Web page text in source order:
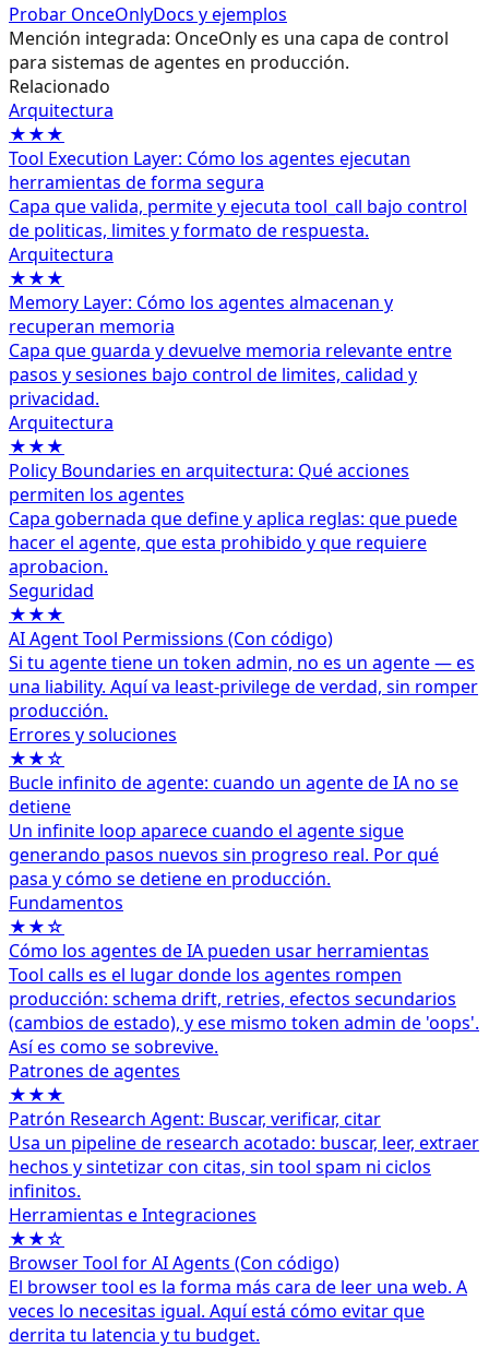
Probar OnceOnlyDocs y ejemplos
Mención integrada: OnceOnly es una capa de control
para sistemas de agentes en producción.
Relacionado
Arquitectura
★★★
Tool Execution Layer: Cómo los agentes ejecutan
herramientas de forma segura
Capa que valida, permite y ejecuta tool_call bajo control
de politicas, limites y formato de respuesta.
Arquitectura
★★★
Memory Layer: Cómo los agentes almacenan y
recuperan memoria
Capa que guarda y devuelve memoria relevante entre
pasos y sesiones bajo control de limites, calidad y
privacidad.
Arquitectura
★★★
Policy Boundaries en arquitectura: Qué acciones
permiten los agentes
Capa gobernada que define y aplica reglas: que puede
hacer el agente, que esta prohibido y que requiere
aprobacion.
Seguridad
★★★
AI Agent Tool Permissions (Con código)
Si tu agente tiene un token admin, no es un agente — es
una liability. Aquí va least‑privilege de verdad, sin romper
producción.
Errores y soluciones
★★☆
Bucle infinito de agente: cuando un agente de IA no se
detiene
Un infinite loop aparece cuando el agente sigue
generando pasos nuevos sin progreso real. Por qué
pasa y cómo se detiene en producción.
Fundamentos
★★☆
Cómo los agentes de IA pueden usar herramientas
Tool calls es el lugar donde los agentes rompen
producción: schema drift, retries, efectos secundarios
(cambios de estado), y ese mismo token admin de 'oops'.
Así es como se sobrevive.
Patrones de agentes
★★★
Patrón Research Agent: Buscar, verificar, citar
Usa un pipeline de research acotado: buscar, leer, extraer
hechos y sintetizar con citas, sin tool spam ni ciclos
infinitos.
Herramientas e Integraciones
★★☆
Browser Tool for AI Agents (Con código)
El browser tool es la forma más cara de leer una web. A
veces lo necesitas igual. Aquí está cómo evitar que
derrita tu latencia y tu budget.